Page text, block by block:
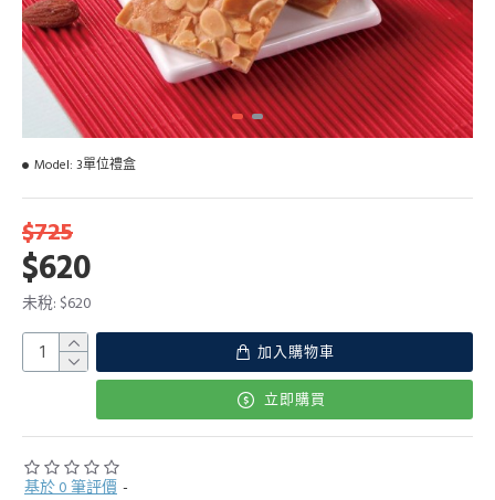
基於 0 筆評價 -
$620
$725
未稅: $620
Model: 3單位禮盒
加入購物車
立即購買